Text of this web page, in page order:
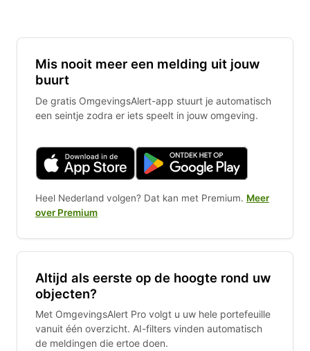
Mis nooit meer een melding uit jouw
buurt
De gratis OmgevingsAlert-app stuurt je automatisch
een seintje zodra er iets speelt in jouw omgeving.
Heel Nederland volgen? Dat kan met Premium. Meer
over Premium
Altijd als eerste op de hoogte rond uw
objecten?
Met OmgevingsAlert Pro volgt u uw hele portefeuille
vanuit één overzicht. AI-filters vinden automatisch
de meldingen die ertoe doen.